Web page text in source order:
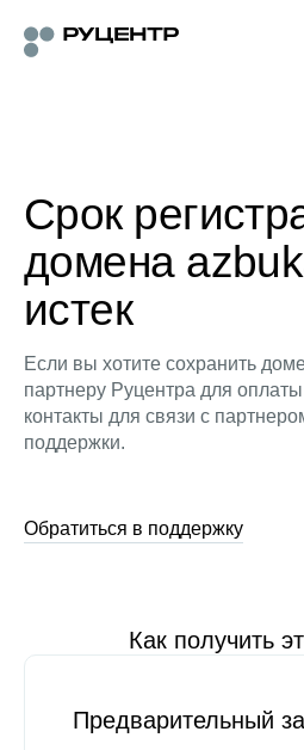
Срок
домена
истек
Если вы хотите сохранить
партнеру Руцентра для
контакты для связи с
поддержки.
Обратиться в поддержку
Как получить
Предварительный